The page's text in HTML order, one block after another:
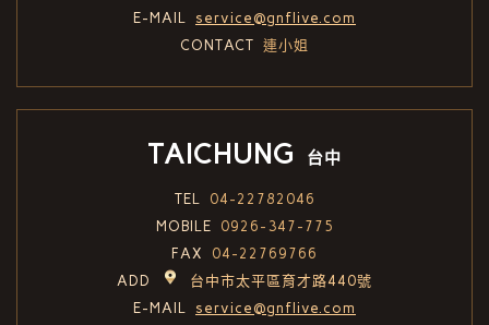
E-MAIL
service@gnflive.com
CONTACT 連小姐
TAICHUNG 台中
TEL
04-22782046
MOBILE
0926-347-775
FAX
04-22769766
ADD
台中市太平區育才路440號
E-MAIL
service@gnflive.com